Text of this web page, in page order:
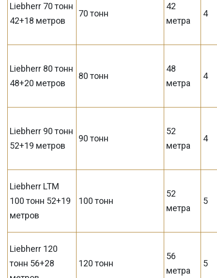
Liebherr 70 тонн
42+18 метров
70 тонн
42
метра
4
Liebherr 80 тонн
48+20 метров
80 тонн
48
метра
4
Liebherr 90 тонн
52+19 метров
90 тонн
52
метра
4
Liebherr LTM
100 тонн 52+19
метров
100 тонн
52
метра
5
Liebherr 120
тонн 56+28
120 тонн
56
метра
5